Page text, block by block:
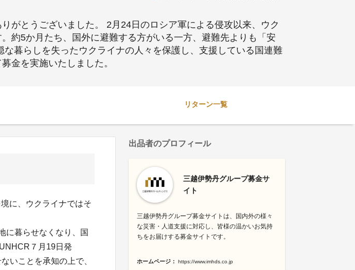
がとうございました。 2月24日のロシア軍による侵攻以来、ウク
約5か月たち、国外に避難する方がいる一方、避難先よりも「安
暮らしを失ったウクライナの人々を保護し、支援している国連難
金を実施いたしました。
リターン一覧
に、ウクライナではそ
に暮らせなくなり、国
７月19日発
いことを承知の上で、
出品者のプロフィール
三越伊勢丹グループ募金サ
イト
三越伊勢丹グループ募金サイトは、国内外の様々
な災害・人道支援に対応し、皆様の温かいお気持
ちをお届けする募金サイトです。
ホームページ： https://www.imhds.co.jp